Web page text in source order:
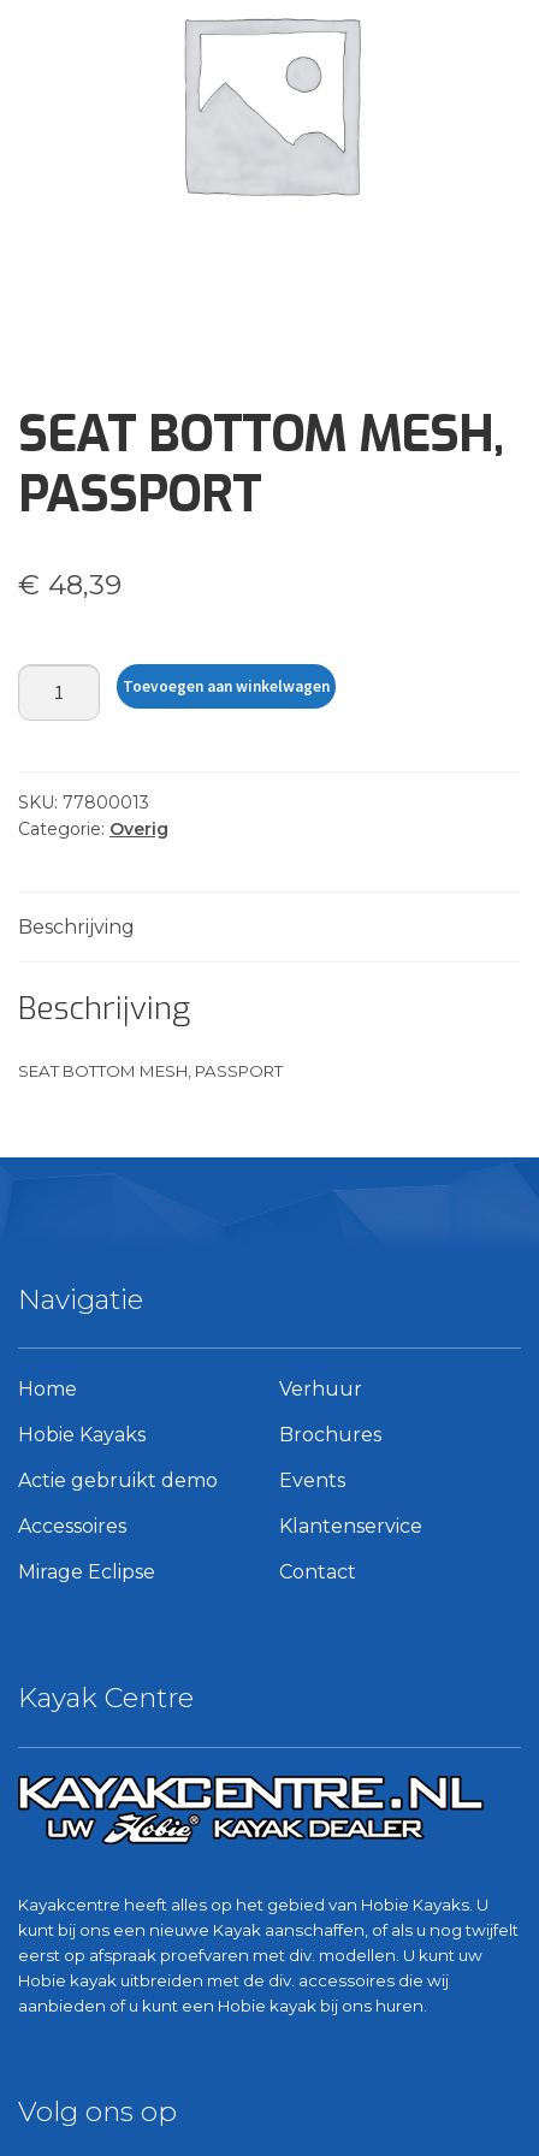
SEAT BOTTOM MESH,
PASSPORT
€ 48,39
SEAT
BOTTOM
aantal
Toevoegen aan winkelwagen
SKU: 77800013
Categorie: Overig
Beschrijving
Beschrijving
SEAT BOTTOM MESH, PASSPORT
Kayak Centre
Kayakcentre heeft alles op het gebied van Hobie Kayaks. U
kunt bij ons een nieuwe Kayak aanschaffen, of als u nog twijfelt
eerst op afspraak proefvaren met div. modellen. U kunt uw
Hobie kayak uitbreiden met de div. accessoires die wij
aanbieden of u kunt een Hobie kayak bij ons huren.
Navigatie
Home
Hobie Kayaks
Actie gebruikt demo
Accessoires
Mirage Eclipse
Verhuur
Brochures
Events
Klantenservice
Contact
Volg ons op